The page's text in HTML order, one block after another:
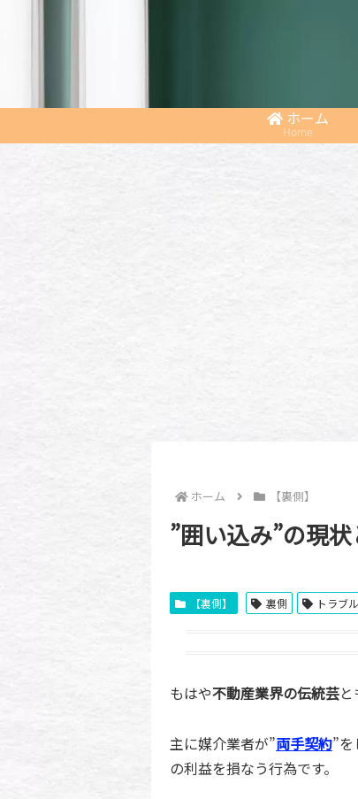
ホーム
Home
ホーム 【裏側】
”囲い込み”の現
【裏側】 裏側 トラブル
もはや不動産業界の伝統芸
主に媒介業者が”両手契約”
の利益を損なう行為です。